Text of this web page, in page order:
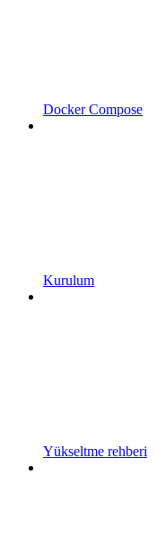
Docker Compose
Kurulum
Yükseltme rehberi